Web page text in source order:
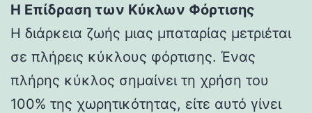
Η Επίδραση των Κύκλων Φόρτισης
Η διάρκεια ζωής μιας μπαταρίας μετριέται
σε πλήρεις κύκλους φόρτισης. Ένας
πλήρης κύκλος σημαίνει τη χρήση του
100% της χωρητικότητας, είτε αυτό γίνει